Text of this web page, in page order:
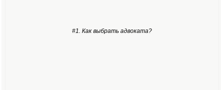
#1. Как выбрать адвоката?